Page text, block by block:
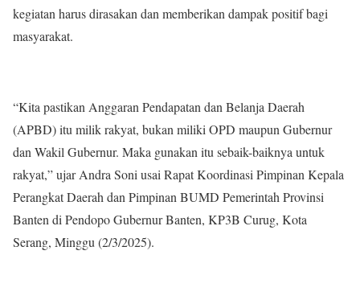
kegiatan harus dirasakan dan memberikan dampak positif bagi
masyarakat.
“Kita pastikan Anggaran Pendapatan dan Belanja Daerah
(APBD) itu milik rakyat, bukan miliki OPD maupun Gubernur
dan Wakil Gubernur. Maka gunakan itu sebaik-baiknya untuk
rakyat,” ujar Andra Soni usai Rapat Koordinasi Pimpinan Kepala
Perangkat Daerah dan Pimpinan BUMD Pemerintah Provinsi
Banten di Pendopo Gubernur Banten, KP3B Curug, Kota
Serang, Minggu (2/3/2025).